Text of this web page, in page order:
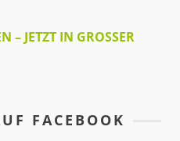
– JETZT IN GROSSER A
FACEBOOK